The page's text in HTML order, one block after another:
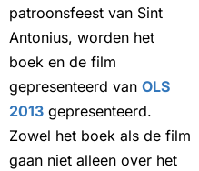
patroonsfeest van Sint
Antonius, worden het
boek en de film
gepresenteerd van OLS
2013 gepresenteerd.
Zowel het boek als de film
gaan niet alleen over het